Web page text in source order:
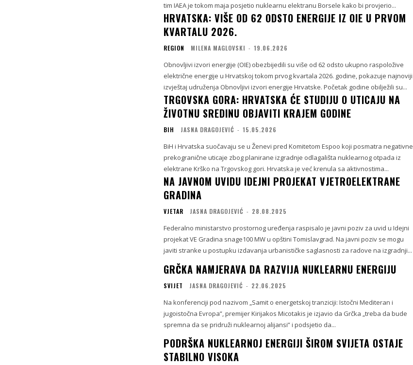
tim IAEA je tokom maja posjetio nuklearnu elektranu Borsele kako bi provjerio...
HRVATSKA: VIŠE OD 62 ODSTO ENERGIJE IZ OIE U PRVOM
KVARTALU 2026.
REGION MILENA MAGLOVSKI - 19.06.2026
Obnovljivi izvori energije (OIE) obezbijedili su više od 62 odsto ukupno raspoložive
električne energije u Hrvatskoj tokom prvog kvartala 2026. godine, pokazuje najnoviji
izvještaj udruženja Obnovljivi izvori energije Hrvatske. Početak godine obilježili su...
TRGOVSKA GORA: HRVATSKA ĆE STUDIJU O UTICAJU NA
ŽIVOTNU SREDINU OBJAVITI KRAJEM GODINE
BIH JASNA DRAGOJEVIĆ - 15.05.2026
BiH i Hrvatska suočavaju se u Ženevi pred Komitetom Espoo koji posmatra negativne
prekogranične uticaje zbog planirane izgradnje odlagališta nuklearnog otpada iz
elektrane Krško na Trgovskog gori. Hrvatska je već krenula sa aktivnostima...
NA JAVNOM UVIDU IDEJNI PROJEKAT VJETROELEKTRANE
GRADINA
VJETAR JASNA DRAGOJEVIĆ - 28.08.2025
Federalno ministarstvo prostornog uređenja raspisalo je javni poziv za uvid u Idejni
projekat VE Gradina snage100 MW u opštini Tomislavgrad. Na javni poziv se mogu
javiti stranke u postupku izdavanja urbanističke saglasnosti za radove na izgradnji...
GRČKA NAMJERAVA DA RAZVIJA NUKLEARNU ENERGIJU
SVIJET JASNA DRAGOJEVIĆ - 22.06.2025
Na konferenciji pod nazivom „Samit o energetskoj tranziciji: Istočni Mediteran i
jugoistočna Evropa”, premijer Kirijakos Micotakis je izjavio da Grčka „treba da bude
spremna da se pridruži nuklearnoj alijansi” i podsjetio da...
PODRŠKA NUKLEARNOJ ENERGIJI ŠIROM SVIJETA OSTAJE
STABILNO VISOKA